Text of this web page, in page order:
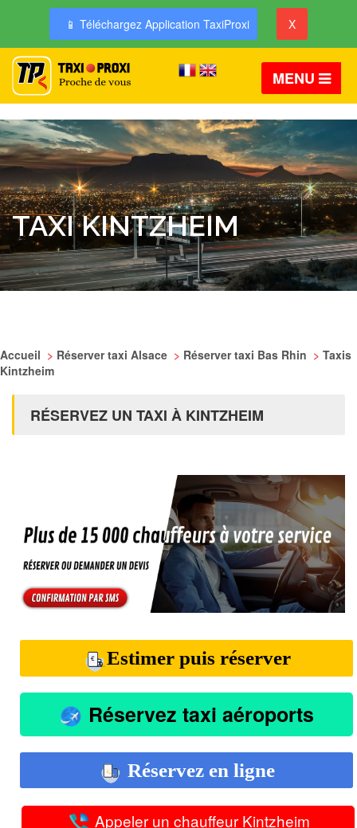
📱 Téléchargez Application TaxiProxi X
MENU
TAXI KINTZHEIM
Accueil > Réserver taxi Alsace > Réserver taxi Bas Rhin > Taxis
Kintzheim
RÉSERVEZ UN TAXI À KINTZHEIM
Estimer puis réserver
Réservez taxi aéroports
Réservez en ligne
Appeler un chauffeur Kintzheim